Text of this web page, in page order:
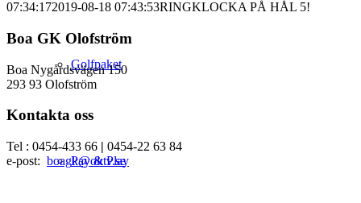
Golfpaket
Pay & Play
07:34:172019-08-18 07:43:53RINGKLOCKA PÅ HÅL 5!
Boa GK Olofström
Boa Nygårdsvägen 150
293 93 Olofström
Kontakta oss
Tel : 0454-433 66 | 0454-22 63 84
e-post: boagk@oktv.se